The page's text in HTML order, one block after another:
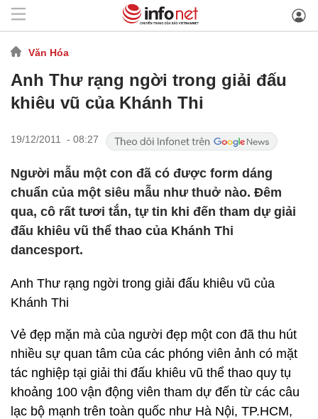
Văn Hóa
Anh Thư rạng ngời trong giải đấu
khiêu vũ của Khánh Thi
19/12/2011 - 08:27
Người mẫu một con đã có được form dáng
chuẩn của một siêu mẫu như thuở nào. Đêm
qua, cô rất tươi tắn, tự tin khi đến tham dự giải
đấu khiêu vũ thể thao của Khánh Thi
dancesport.
Anh Thư rạng ngời trong giải đấu khiêu vũ của
Khánh Thi
Vẻ đẹp mặn mà của người đẹp một con đã thu hút
nhiều sự quan tâm của các phóng viên ảnh có mặt
tác nghiệp tại giải thi đấu khiêu vũ thể thao quy tụ
khoảng 100 vận động viên tham dự đến từ các câu
lạc bộ mạnh trên toàn quốc như Hà Nội, TP.HCM,